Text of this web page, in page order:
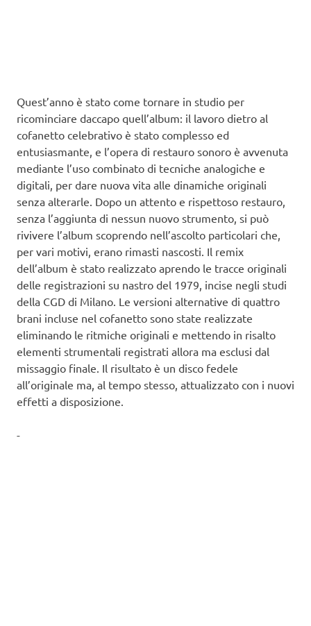
Quest’anno è stato come tornare in studio per
ricominciare daccapo quell’album: il lavoro dietro al
cofanetto celebrativo è stato complesso ed
entusiasmante, e l’opera di restauro sonoro è avvenuta
mediante l’uso combinato di tecniche analogiche e
digitali, per dare nuova vita alle dinamiche originali
senza alterarle. Dopo un attento e rispettoso restauro,
senza l’aggiunta di nessun nuovo strumento, si può
rivivere l’album scoprendo nell’ascolto particolari che,
per vari motivi, erano rimasti nascosti. Il remix
dell’album è stato realizzato aprendo le tracce originali
delle registrazioni su nastro del 1979, incise negli studi
della CGD di Milano. Le versioni alternative di quattro
brani incluse nel cofanetto sono state realizzate
eliminando le ritmiche originali e mettendo in risalto
elementi strumentali registrati allora ma esclusi dal
missaggio finale. Il risultato è un disco fedele
all’originale ma, al tempo stesso, attualizzato con i nuovi
effetti a disposizione.
-